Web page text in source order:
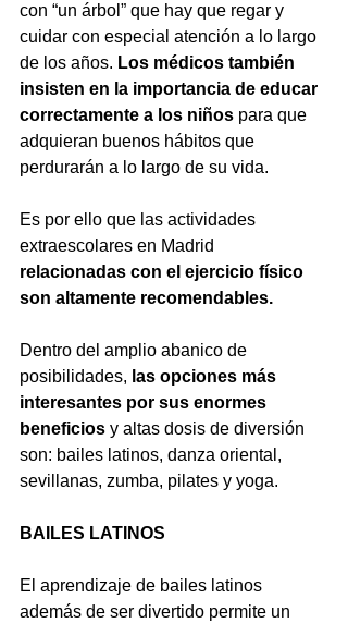
con “un árbol” que hay que regar y
cuidar con especial atención a lo largo
de los años. Los médicos también
insisten en la importancia de educar
correctamente a los niños para que
adquieran buenos hábitos que
perdurarán a lo largo de su vida.
Es por ello que las actividades
extraescolares en Madrid
relacionadas con el ejercicio físico
son altamente recomendables.
Dentro del amplio abanico de
posibilidades, las opciones más
interesantes por sus enormes
beneficios y altas dosis de diversión
son: bailes latinos, danza oriental,
sevillanas, zumba, pilates y yoga.
BAILES LATINOS
El aprendizaje de bailes latinos
además de ser divertido permite un